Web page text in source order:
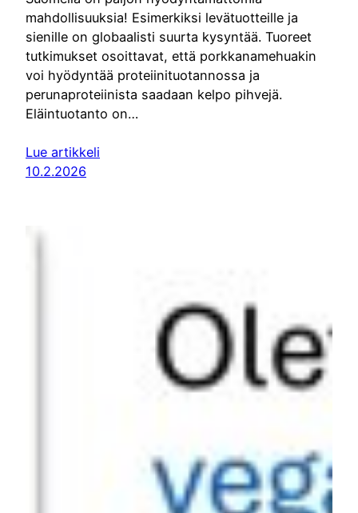
mahdollisuuksia! Esimerkiksi levätuotteille ja
sienille on globaalisti suurta kysyntää. Tuoreet
tutkimukset osoittavat, että porkkanamehuakin
voi hyödyntää proteiinituotannossa ja
perunaproteiinista saadaan kelpo pihvejä.
Eläintuotanto on…
Lue artikkeli
10.2.2026